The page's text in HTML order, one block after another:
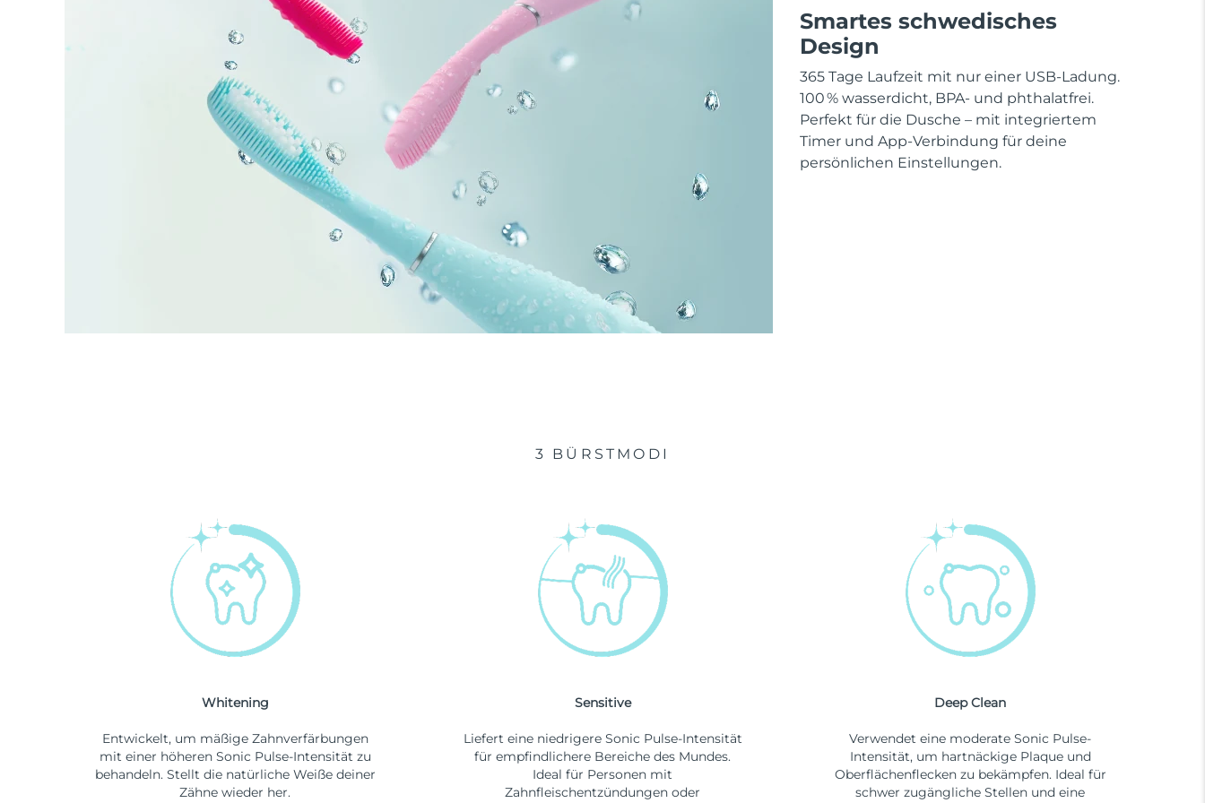
Smartes schwedisches
Design
365 Tage Laufzeit mit nur einer USB-Ladung.
100 % wasserdicht, BPA- und phthalatfrei.
Perfekt für die Dusche – mit integriertem
Timer und App-Verbindung für deine
persönlichen Einstellungen.
3 BÜRSTMODI
Whitening
Entwickelt, um mäßige Zahnverfärbungen
mit einer höheren Sonic Pulse-Intensität zu
behandeln. Stellt die natürliche Weiße deiner
Zähne wieder her.
Sensitive
Liefert eine niedrigere Sonic Pulse-Intensität
für empfindlichere Bereiche des Mundes.
Ideal für Personen mit
Zahnfleischentzündungen oder
Deep Clean
Verwendet eine moderate Sonic Pulse-
Intensität, um hartnäckige Plaque und
Oberflächenflecken zu bekämpfen. Ideal für
schwer zugängliche Stellen und eine